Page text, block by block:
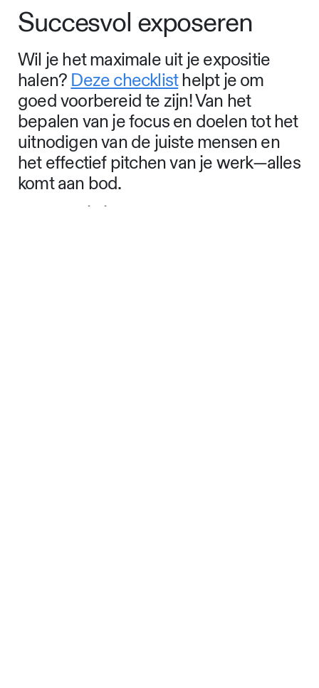
Succesvol exposeren
Wil je het maximale uit je expositie
halen? Deze checklisthelpt je om
goed voorbereid te zijn! Van het
bepalen van je focus en doelen tot het
uitnodigen van de juiste mensen en
het effectief pitchen van je werk—alles
komt aan bod.
Leer hoe je je presentatie promoot,